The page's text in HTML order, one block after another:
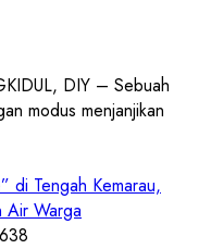
DIY – Sebuah
modus menjanjikan
di Tengah Kemarau,
Air Warga